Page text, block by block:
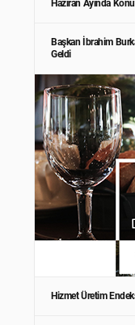
Haziran Ayında
Başkan İbrahim
Geldi
Hizmet Üretim